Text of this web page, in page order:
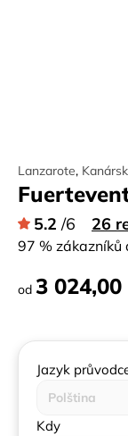
Lanzarote,
5.2 /6 26
97 % zákazníků
od 3 024,00
Jazyk
Polština
Kdy